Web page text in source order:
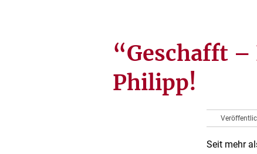
“Geschafft
Philipp!
Seit mehr